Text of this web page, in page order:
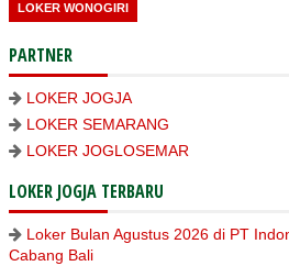
LOKER WONOGIRI
PARTNER
LOKER JOGJA
LOKER SEMARANG
LOKER JOGLOSEMAR
LOKER JOGJA TERBARU
Loker Bulan Agustus 2026 di PT
Cabang Bali